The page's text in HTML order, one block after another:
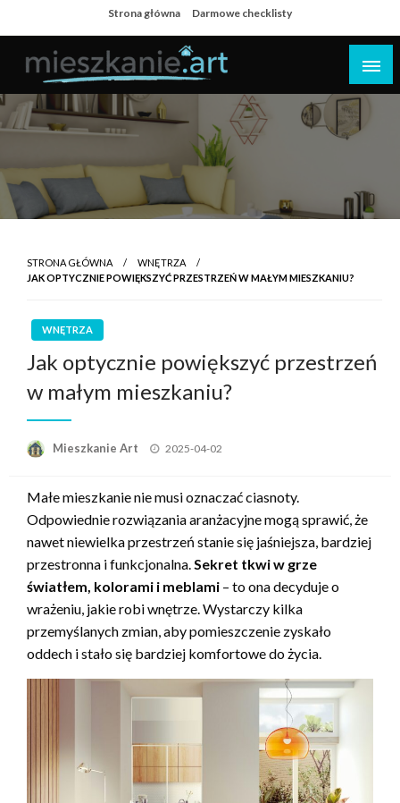
to
content
Strona główna Darmowe checklisty
Dom i mieszkanie
STRONA GŁÓWNA
WNĘTRZA
JAK OPTYCZNIE POWIĘKSZYĆ PRZESTRZEŃ W MAŁYM MIESZKANIU?
WNĘTRZA
Jak optycznie powiększyć przestrzeń
w małym mieszkaniu?
Mieszkanie Art
Opublikowane
2025-04-02
Małe mieszkanie nie musi oznaczać ciasnoty.
Odpowiednie rozwiązania aranżacyjne mogą sprawić, że
nawet niewielka przestrzeń stanie się jaśniejsza, bardziej
przestronna i funkcjonalna.Sekret tkwi w grze
światłem, kolorami i meblami – to ona decyduje o
wrażeniu, jakie robi wnętrze. Wystarczy kilka
przemyślanych zmian, aby pomieszczenie zyskało
oddech i stało się bardziej komfortowe do życia.